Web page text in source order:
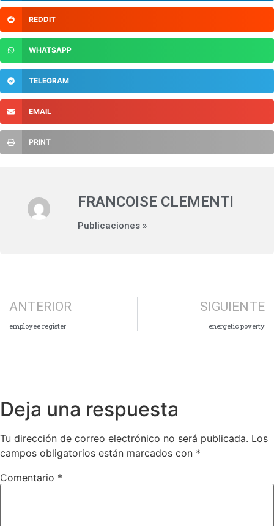
REDDIT
WHATSAPP
TELEGRAM
EMAIL
PRINT
FRANCOISE CLEMENTI
Publicaciones »
ANTERIOR
employee register
SIGUIENTE
energetic poverty
Deja una respuesta
Tu dirección de correo electrónico no será publicada. Los
campos obligatorios están marcados con *
Comentario *